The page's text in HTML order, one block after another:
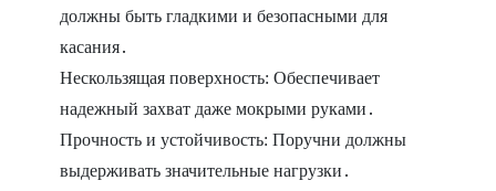
должны быть гладкими и безопасными для
касания․
Нескользящая поверхность: Обеспечивает
надежный захват даже мокрыми руками․
Прочность и устойчивость: Поручни должны
выдерживать значительные нагрузки․